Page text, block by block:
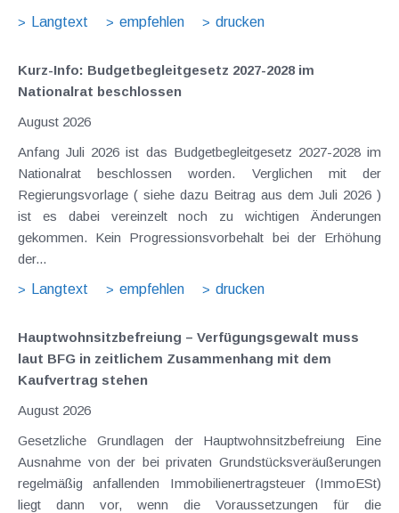
Langtext
empfehlen drucken
Kurz-Info: Budgetbegleitgesetz 2027-2028 im
Nationalrat beschlossen
August 2026
Anfang Juli 2026 ist das Budgetbegleitgesetz 2027-2028 im
Nationalrat beschlossen worden. Verglichen mit der
Regierungsvorlage ( siehe dazu Beitrag aus dem Juli 2026 )
ist es dabei vereinzelt noch zu wichtigen Änderungen
gekommen. Kein Progressionsvorbehalt bei der Erhöhung
der...
Langtext
empfehlen drucken
Hauptwohnsitz​­befreiung – Verfügungsgewalt muss
laut BFG in zeitlichem Zusammenhang mit dem
Kaufvertrag stehen
August 2026
Gesetzliche Grundlagen der Hauptwohnsitzbefreiung Eine
Ausnahme von der bei privaten Grundstücksveräußerungen
regelmäßig anfallenden Immobilienertragsteuer (ImmoESt)
liegt dann vor, wenn die Voraussetzungen für die